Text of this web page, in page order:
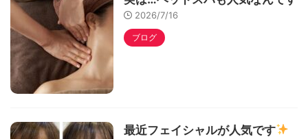
2026/7/16
ブログ
最近フェイシャルが人気です